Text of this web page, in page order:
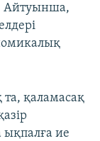
Айтуынша,
та, қаламасақ
ықпалға ие